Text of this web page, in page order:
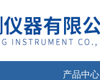
产品中心